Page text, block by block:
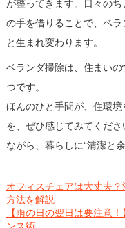
が整ってきます。日々の
の手を借りることで、ベ
と生まれ変わります。
ベランダ掃除は、住まい
つです。
ほんのひと手間が、住環
を、ぜひ感じてみてくだ
ながら、暮らしに“清潔と
オフィスチェアは大丈夫
方法を解説
【雨の日の翌日は要注意